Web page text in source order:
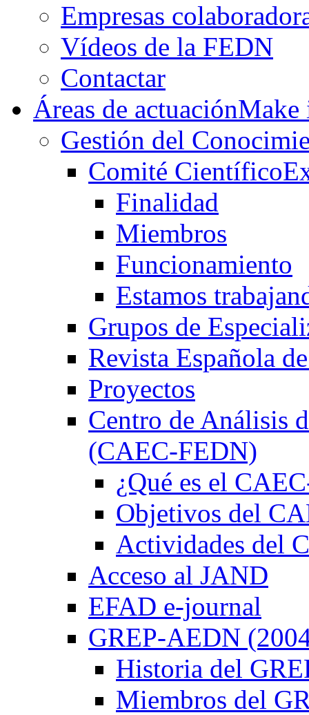
Empresas
Vídeos de la FEDN
Contactar
Áreas de actuación
Gestión del
Comité Científico
Finalidad
Miembros
Funcionamiento
Estamos
Grupos de
Revista Española
Proyectos
Centro de Análisis
(CAEC-FEDN)
¿Qué es el
Objetivos del
Actividades del
Acceso al JAND
EFAD e-journal
GREP-AEDN
Historia del
Miembros del